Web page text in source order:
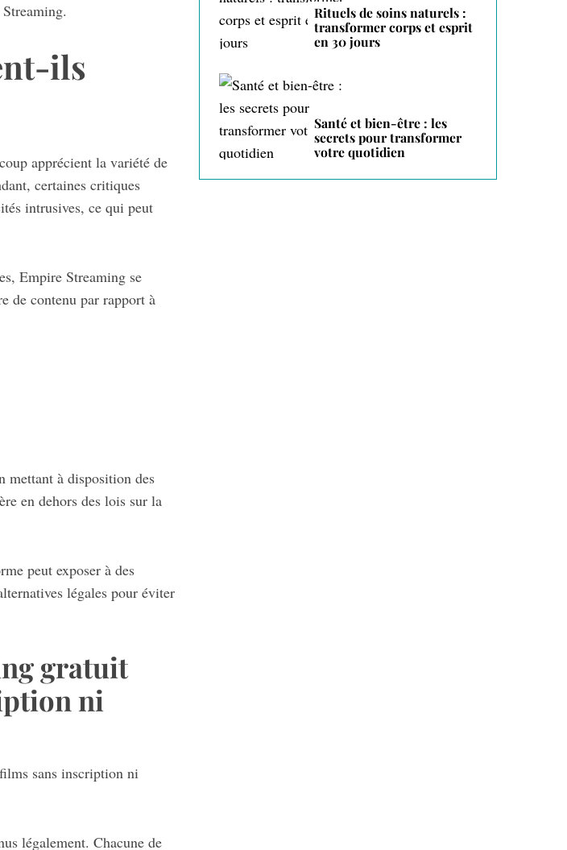
ils
apprécient la variété de
certaines critiques
intrusives, ce qui peut
Empire Streaming se
de contenu par rapport à
mettant à disposition des
en dehors des lois sur la
peut exposer à des
légales pour éviter
gratuit
ni
sans inscription ni
légalement. Chacune de
Rituels de soins naturels :
transformer corps et esprit
en 30 jours
Santé et bien-être : les
secrets pour transformer
votre quotidien